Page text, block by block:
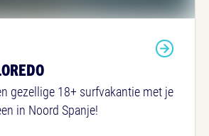
gezellige 18+ surfvakantie met je
in Noord Spanje!